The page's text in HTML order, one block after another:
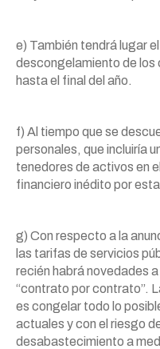
e) También tendrá lugar
descongelamiento de los
hasta el final del año.
f) Al tiempo que se
personales, que incluiría
tenedores de activos en
financiero inédito por
g) Con respecto a la
las tarifas de servicios
recién habrá novedades
“contrato por contrato”.
es congelar todo lo
actuales y con el riesgo
desabastecimiento a